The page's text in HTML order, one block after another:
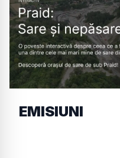
EMISIUNI